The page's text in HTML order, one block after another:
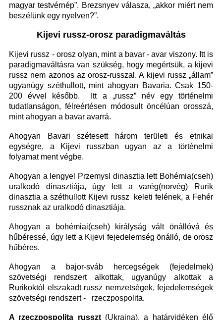
magyar testvérnép”. Brezsnyev válasza, „akkor miért nem
beszélünk egy nyelven?”.
Kijevi russz-orosz paradigmaváltás
Kijevi russz - orosz olyan, mint a bavar - avar viszony. Itt is
paradigmaváltásra van szükség, hogy megértsük, a kijevi
russz nem azonos az orosz-russzal. A kijevi russz „állam”
ugyanúgy széthullott, mint ahogyan Bavaria. Csak 150-
200 évvel később. Itt a „russz” név egy történelmi
tudatlanságon, félreértésen módosult öncélúan orosszá,
mint ahogyan a bavar avarrá.
Ahogyan Bavari szétesett három területi és etnikai
egységre, a Kijevi russzban ugyan az a történelmi
folyamat ment végbe.
Ahogyan a lengyel Przemysl dinasztia lett Bohémia(cseh)
uralkodó dinasztiája, úgy lett a varég(norvég) Rurik
dinasztia a széthullott Kijevi russz keleti felének, a Fehér
russznak az uralkodó dinasztiája.
Ahogyan a bohémiai(cseh) királyság vált önállóvá és
hűbéressé, úgy lett a Kijevi fejedelemség önálló, de orosz
hűbéres.
Ahogyan a bajor-sváb hercegségek (fejedelmek)
szövetségi rendszert alkottak, ugyanúgy alkottak a
Rurikoktól elszakadt russz nemzetségek, fejedelemségek
szövetségi rendszert - rzeczpospolita.
A rzeczpospolita russzt(Ukrajna), a határvidéken élő